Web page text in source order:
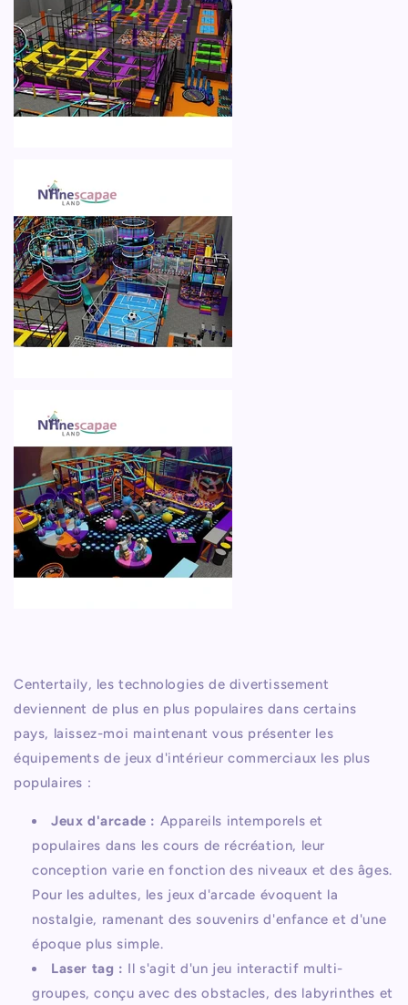
Centertaily, les technologies de divertissement
deviennent de plus en plus populaires dans certains
pays, laissez-moi maintenant vous présenter les
équipements de jeux d'intérieur commerciaux les plus
populaires :
Jeux d'arcade : Appareils intemporels et
populaires dans les cours de récréation, leur
conception varie en fonction des niveaux et des âges.
Pour les adultes, les jeux d'arcade évoquent la
nostalgie, ramenant des souvenirs d'enfance et d'une
époque plus simple.
Laser tag : Il s'agit d'un jeu interactif multi-
groupes, conçu avec des obstacles, des labyrinthes et